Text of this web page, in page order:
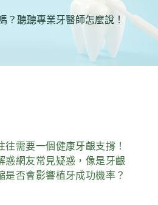
？聽聽專業牙醫師怎麼說！
需要一個健康牙齦支撐！
惑網友常見疑惑，像是牙齦
是否會影響植牙成功機率？